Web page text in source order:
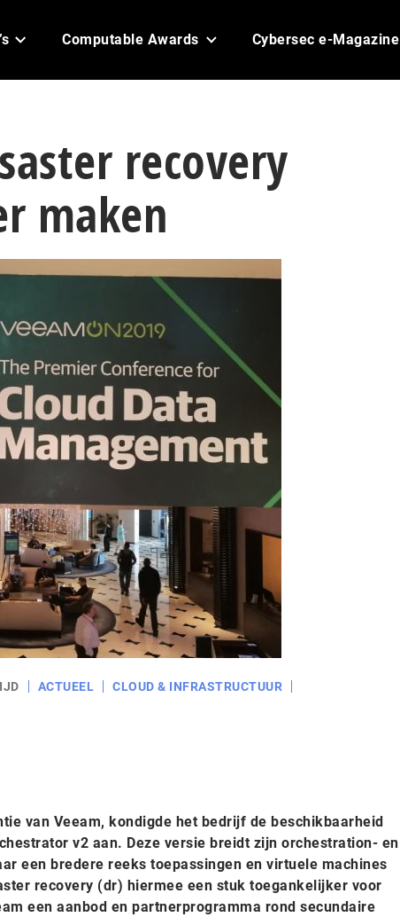
Computable Awards Cybersec e-Magazine
recovery
maken
ACTUEEL
CLOUD & INFRASTRUCTUUR
van Veeam, kondigde het bedrijf de beschikbaarheid
v2 aan. Deze versie breidt zijn orchestration- en
een bredere reeks toepassingen en virtuele machines
recovery (dr) hiermee een stuk toegankelijker voor
een aanbod en partnerprogramma rond secundaire